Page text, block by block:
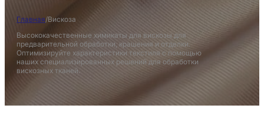
Главная/Вискоза
Высококачественные химикаты для вискозы для
предварительной обработки, крашения и отделки.
Оптимизируйте характеристики текстиля с помощью
наших специализированных решений для обработки
вискозных тканей.